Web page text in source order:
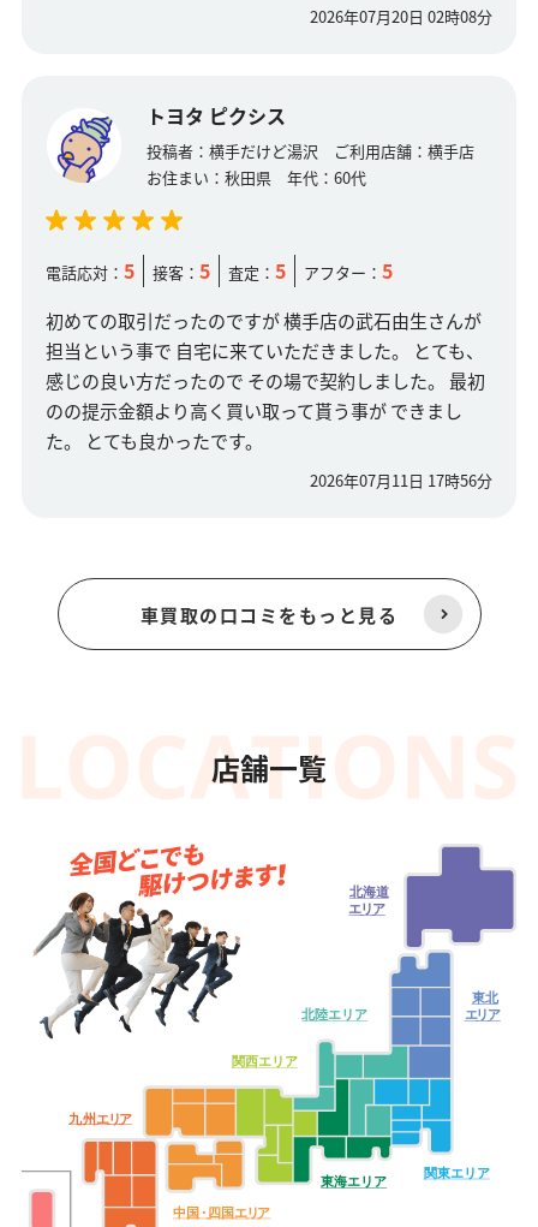
2026年07月20日 02時08分
トヨタ ピクシス
投稿者： 横手だけど湯沢 ご利用店舗： 横手店
お住まい： 秋田県 年代： 60代
電話応対： 5 接客： 5 査定： 5 アフター： 5
初めての取引だったのですが 横手店の武石由生さんが
担当という事で 自宅に来ていただきました。 とても、
感じの良い方だったので その場で契約しました。 最初
のの提示金額より高く買い取って貰う事が できまし
た。 とても良かったです。
2026年07月11日 17時56分
車買取の口コミをもっと見る
店舗一覧
東北
エリア
関東エリア
東海エリア
北陸エリア
関西エリア
中 国・四国 エリア
九州 エリア
北海道
エリア